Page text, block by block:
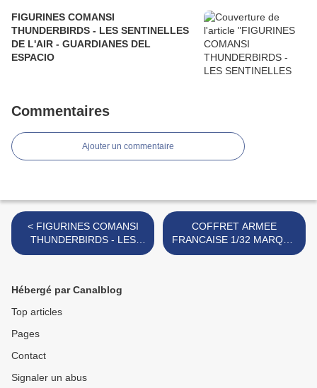
FIGURINES COMANSI
THUNDERBIRDS - LES SENTINELLES
DE L'AIR - GUARDIANES DEL
ESPACIO
Commentaires
Ajouter un commentaire
< FIGURINES COMANSI
THUNDERBIRDS - LES
SENTINELLES DE L'AIR -
COFFRET ARMEE
FRANCAISE 1/32 MARQUE
COFALU >
Hébergé par Canalblog
Top articles
Pages
Contact
Signaler un abus